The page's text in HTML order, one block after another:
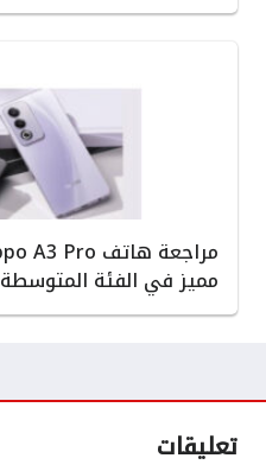
مميز في الفئة المتوسطة
تعليقات